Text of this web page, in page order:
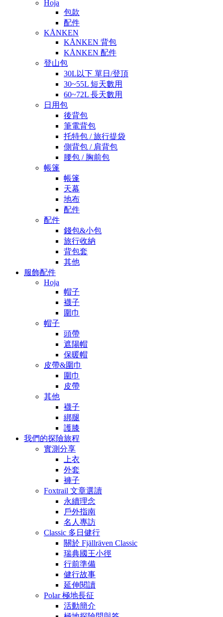
Hoja
包款
配件
KÅNKEN
KÅNKEN 背包
KÅNKEN 配件
登山包
30L以下 單日/登頂
30~55L 短天數用
60~72L 長天數用
日用包
後背包
筆電背包
托特包 / 旅行提袋
側背包 / 肩背包
腰包 / 胸前包
帳篷
帳篷
天幕
地布
配件
配件
錢包&小包
旅行收納
背包套
其他
服飾配件
Hoja
帽子
襪子
圍巾
帽子
頭帶
遮陽帽
保暖帽
皮帶&圍巾
圍巾
皮帶
其他
襪子
綁腿
護膝
我們的探險旅程
實測分享
上衣
外套
褲子
Foxtrail 文章選讀
永續理念
戶外指南
名人專訪
Classic 多日健行
關於 Fjällräven Classic
瑞典國王小徑
行前準備
健行故事
延伸閱讀
Polar 極地長征
活動簡介